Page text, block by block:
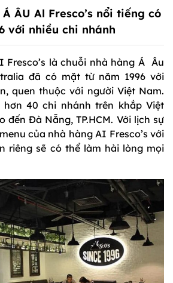
ÂU Al Fresco’s nổi tiếng có
với nhiều chi nhánh
Fresco’s là chuỗi nhà hàng Á Âu
đã có mặt từ năm 1996 với
quen thuộc với người Việt Nam.
40 chi nhánh trên khắp Việt
đến Đà Nẵng, TP.HCM. Với lịch sự
của nhà hàng AI Fresco’s với
riêng sẽ có thể làm hài lòng mọi